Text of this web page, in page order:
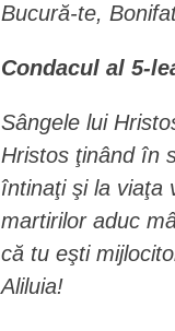
Bucură-te,
Condacul al 5-
Sângele lui
Hristos ţinând în
întinaţi şi la viaţa
martirilor aduc
că tu eşti
Aliluia!